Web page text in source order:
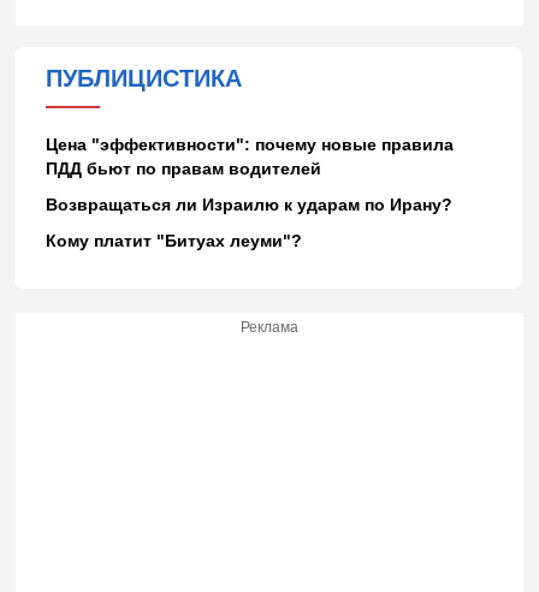
ПУБЛИЦИСТИКА
Цена "эффективности": почему новые правила
ПДД бьют по правам водителей
Возвращаться ли Израилю к ударам по Ирану?
Кому платит "Битуах леуми"?
Реклама